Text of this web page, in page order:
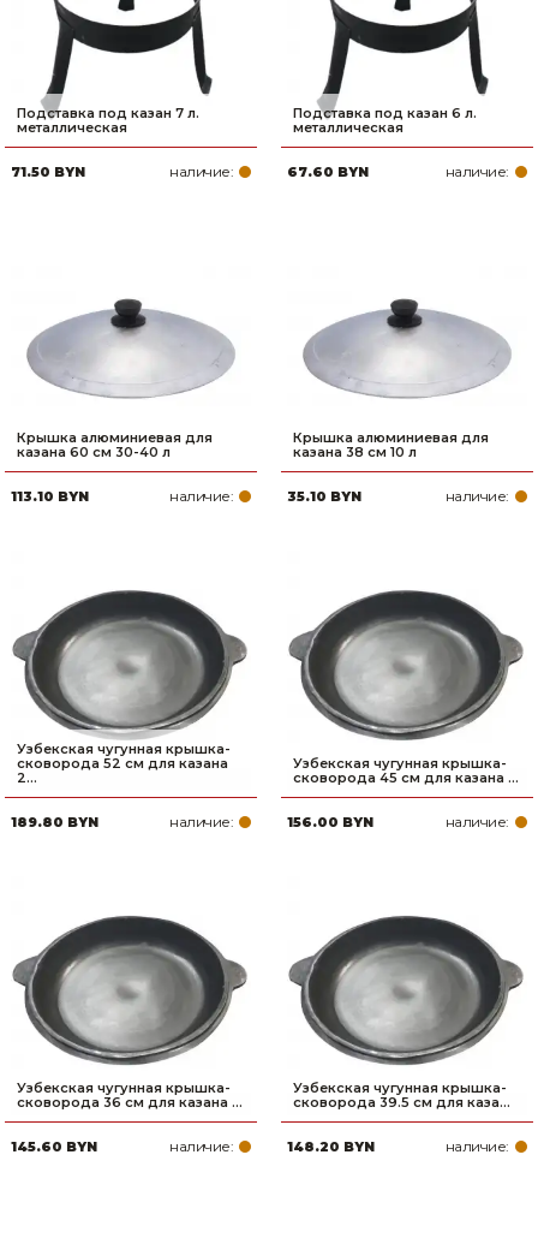
Подставка под казан 7 л.
металлическая
71.50 BYN наличие:
Подставка под казан 6 л.
металлическая
67.60 BYN наличие:
Крышка алюминиевая для
казана 60 см 30-40 л
113.10 BYN наличие:
Крышка алюминиевая для
казана 38 см 10 л
35.10 BYN наличие:
Узбекская чугунная крышка-
сковорода 52 см для казана
2...
189.80 BYN наличие:
Узбекская чугунная крышка-
сковорода 45 см для казана ...
156.00 BYN наличие:
Узбекская чугунная крышка-
сковорода 36 см для казана ...
145.60 BYN наличие:
Узбекская чугунная крышка-
сковорода 39.5 см для каза...
148.20 BYN наличие: